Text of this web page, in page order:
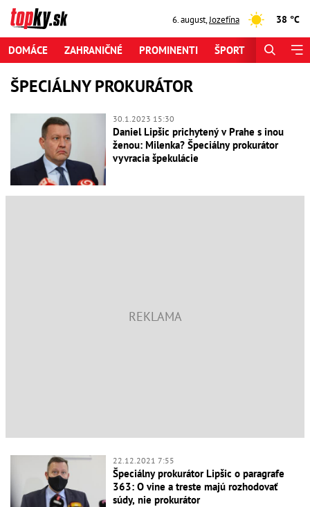
6. august,Jozefína 38 °C
DOMÁCE ZAHRANIČNÉ PROMINENTI ŠPORT
ŠPECIÁLNY PROKURÁTOR
30.1.2023 15:30
Daniel Lipšic prichytený v Prahe s inou
ženou: Milenka? Špeciálny prokurátor
vyvracia špekulácie
22.12.2021 7:55
Špeciálny prokurátor Lipšic o paragrafe
363: O vine a treste majú rozhodovať
súdy, nie prokurátor